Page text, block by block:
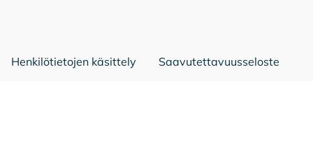
Henkilötietojen käsittely Saavutettavuusseloste